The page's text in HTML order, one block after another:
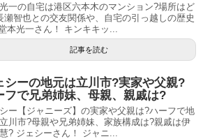
一の自宅は港区六本木のマンション?場所はど
瀬智也との交友関係や、自宅の引っ越しの歴史
本光一さん！ キンキキッ...
記事を読む
シーの地元は立川市?実家や父親?
フで兄弟姉妹、母親、親戚は?
ー【ジャニーズ】の実家や父親は?ハーフで地
川市?母親や兄弟姉妹、家族構成は?親戚は伊
? ジェシーさん！ ジャニ...